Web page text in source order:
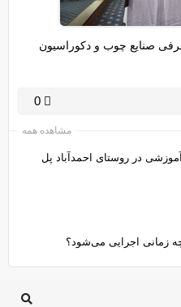
صنایع چوب و دکوراسیون
0
مشاهده همه
سقوط هواپیمای جنگنده سوخو ۲۲ آموزشی در روستای احمدآباد پل
زمانی اجرایی می‌شود؟